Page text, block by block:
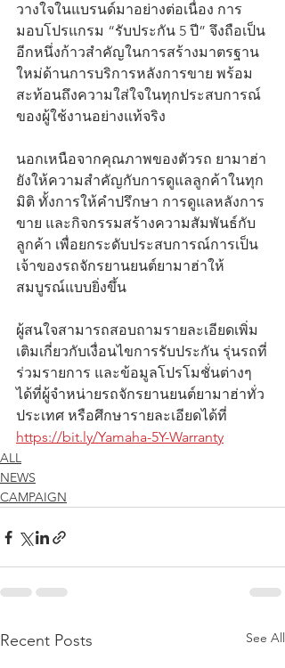
วางใจในแบรนด์มาอย่างต่อเนื่อง การ
มอบโปรแกรม “รับประกัน 5 ปี” จึงถือเป็น
อีกหนึ่งก้าวสำคัญในการสร้างมาตรฐาน
ใหม่ด้านการบริการหลังการขาย พร้อม
สะท้อนถึงความใส่ใจในทุกประสบการณ์
ของผู้ใช้งานอย่างแท้จริง
นอกเหนือจากคุณภาพของตัวรถ ยามาฮ่า
ยังให้ความสำคัญกับการดูแลลูกค้าในทุก
มิติ ทั้งการให้คำปรึกษา การดูแลหลังการ
ขาย และกิจกรรมสร้างความสัมพันธ์กับ
ลูกค้า เพื่อยกระดับประสบการณ์การเป็น
เจ้าของรถจักรยานยนต์ยามาฮ่าให้
สมบูรณ์แบบยิ่งขึ้น
ผู้สนใจสามารถสอบถามรายละเอียดเพิ่ม
เติมเกี่ยวกับเงื่อนไขการรับประกัน รุ่นรถที่
ร่วมรายการ และข้อมูลโปรโมชั่นต่างๆ
ได้ที่ผู้จำหน่ายรถจักรยานยนต์ยามาฮ่าทั่ว
ประเทศ หรือศึกษารายละเอียดได้ที่
https://bit.ly/Yamaha-5Y-Warranty
ALL
NEWS
CAMPAIGN
Recent Posts See All